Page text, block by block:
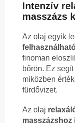
Intenzív
masszázs
Az olaj egyik
finoman
bőrön. Ez
miközben
fürdővizet.
Az olaj
masszázshoz